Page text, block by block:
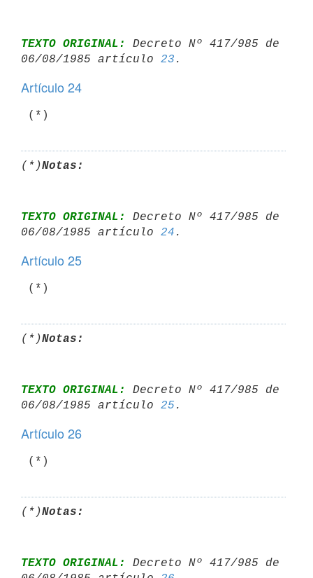
TEXTO ORIGINAL:
Decreto Nº 417/985 de
06/08/1985 artículo 23
Artículo 24
(*)
(*)Notas:
TEXTO ORIGINAL:
Decreto Nº 417/985 de
06/08/1985 artículo 24
Artículo 25
(*)
(*)Notas:
TEXTO ORIGINAL:
Decreto Nº 417/985 de
06/08/1985 artículo 25
Artículo 26
(*)
(*)Notas:
TEXTO ORIGINAL:
Decreto Nº 417/985 de